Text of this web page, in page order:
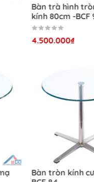
thất khác nhau
việc hoàn hảo
Đông
sử dụng lý tưởng cho
và 425mm chiều cao,
phù hợp với nhiều loại
Bàn cafe gỗ -BCF 92
1.150.000₫
Bàn cafe khung sắt mạ